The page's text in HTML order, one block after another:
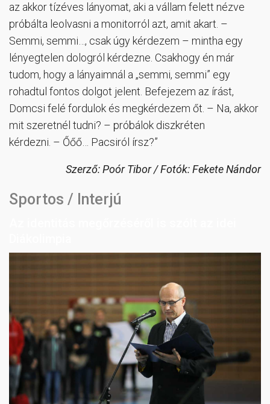
az akkor tízéves lányomat, aki a vállam felett nézve
próbálta leolvasni a monitorról azt, amit akart. –
Semmi, semmi…, csak úgy kérdezem – mintha egy
lényegtelen dologról kérdezne. Csakhogy én már
tudom, hogy a lányaimnál a „semmi, semmi” egy
rohadtul fontos dolgot jelent. Befejezem az írást,
Domcsi felé fordulok és megkérdezem őt. – Na, akkor
mit szeretnél tudni? – próbálok diszkréten
kérdezni. – Őőő… Pacsiról írsz?”
Szerző: Poór Tibor / Fotók: Fekete Nándor
Sportos / Interjú